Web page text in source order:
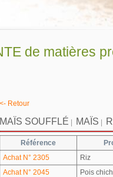
de matières
<- Retour
MAÏS SOUFFLÉ MAÏS
Référence
Achat N° 2305
Riz
Achat N° 2045
Pois